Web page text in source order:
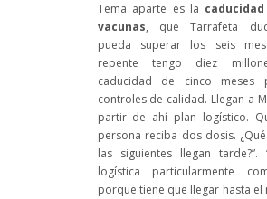
Tema aparte es la
vacunas, que Tarrafeta
pueda superar los seis
repente tengo diez
caducidad de cinco meses
controles de calidad. Llegan a
partir de ahí plan logístico.
persona reciba dos dosis.
las siguientes llegan tarde?”.
logística particularmente
porque tiene que llegar hasta el